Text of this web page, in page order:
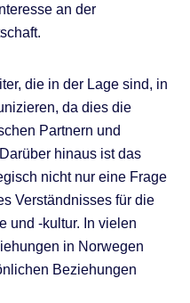
an der
die in der Lage sind, in
da dies die
Partnern und
hinaus ist das
nicht nur eine Frage
Verständnisses für die
und -kultur. In vielen
in Norwegen
Beziehungen